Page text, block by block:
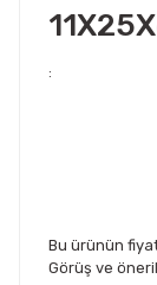
:
Bu ürünün
Görüş ve